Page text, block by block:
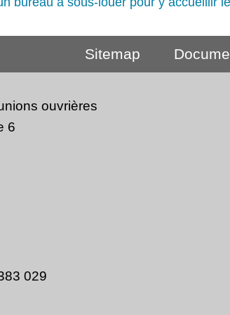
Sitemap
ouvrières
6
029